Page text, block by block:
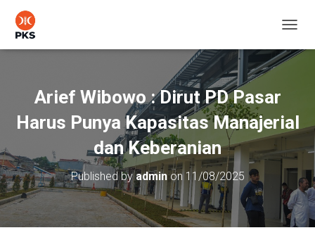
O
G
A
G
T
I
O
Arief Wibowo : Dirut PD Pasar
Harus Punya Kapasitas Manajerial
dan Keberanian
Published byadminon 11/08/2025